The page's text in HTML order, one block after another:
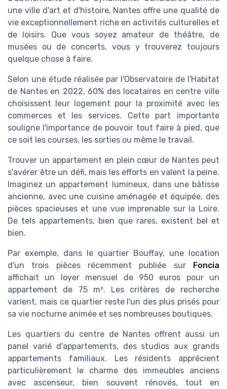
une ville d'art et d'histoire, Nantes offre une qualité de
vie exceptionnellement riche en activités culturelles et
de loisirs. Que vous soyez amateur de théâtre, de
musées ou de concerts, vous y trouverez toujours
quelque chose à faire.
Selon une étude réalisée par l'Observatoire de l'Habitat
de Nantes en 2022, 60% des locataires en centre ville
choisissent leur logement pour la proximité avec les
commerces et les services. Cette part importante
souligne l'importance de pouvoir tout faire à pied, que
ce soit les courses, les sorties ou même le travail.
Trouver un appartement en plein cœur de Nantes peut
s'avérer être un défi, mais les efforts en valent la peine.
Imaginez un appartement lumineux, dans une bâtisse
ancienne, avec une cuisine aménagée et équipée, des
pièces spacieuses et une vue imprenable sur la Loire.
De tels appartements, bien que rares, existent bel et
bien.
Par exemple, dans le quartier Bouffay, une location
d'un trois pièces récemment publiée sur Foncia
affichait un loyer mensuel de 950 euros pour un
appartement de 75 m². Les critères de recherche
varient, mais ce quartier reste l'un des plus prisés pour
sa vie nocturne animée et ses nombreuses boutiques.
Les quartiers du centre de Nantes offrent aussi un
panel varié d'appartements, des studios aux grands
appartements familiaux. Les résidents apprécient
particulièrement le charme des immeubles anciens
avec ascenseur, bien souvent rénovés, tout en